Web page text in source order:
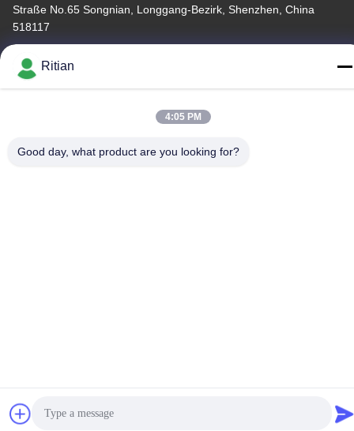
Straße No.65 Songnian, Longgang-Bezirk, Shenzhen, China
518117
Telefon
+86-755-84080323
Ritian
4:05 PM
Good day, what product are you looking for?